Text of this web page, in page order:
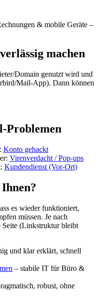
& mobile Geräte –
machen
Domain genutzt wird und
Mail‑App). Dann können
Konto gehackt
Virenverdacht / Pop‑ups
Kundendienst (Vor‑Ort)
es wieder funktioniert,
müssen. Je nach
Seite (Linkstruktur bleibt
und klar erklärt, schnell
– stabile IT für Büro &
robust, ohne